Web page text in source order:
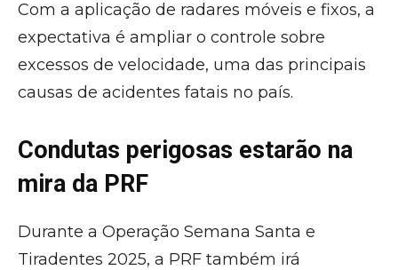
Com a aplicação de radares móveis e fixos, a
expectativa é ampliar o controle sobre
excessos de velocidade, uma das principais
causas de acidentes fatais no país.
Condutas perigosas estarão na
mira da PRF
Durante a Operação Semana Santa e
Tiradentes 2025, a PRF também irá